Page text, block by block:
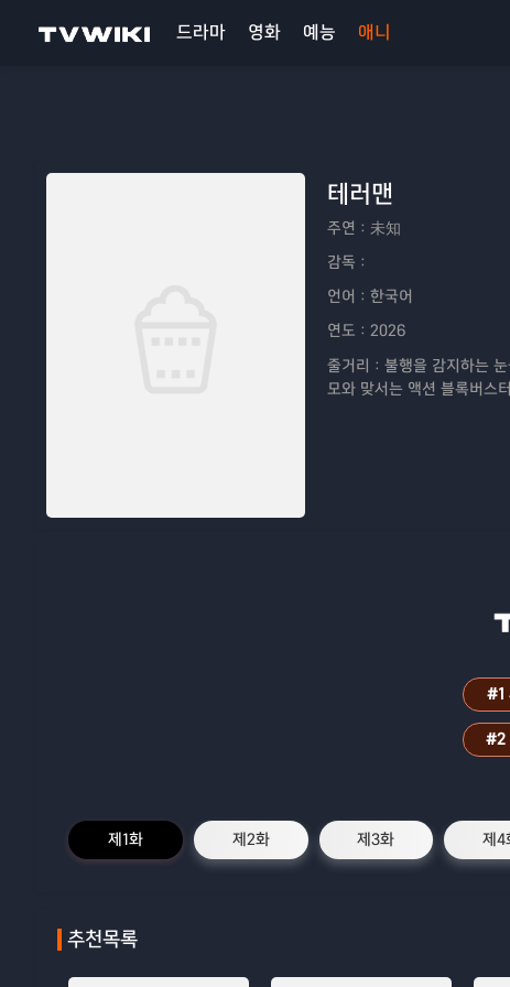
드라마 영화 예능 애니
테러맨
주연： 未知
감독：
언어： 한국어
연도： 2026
줄거리： 불행을 감지하는
모와 맞서는 액션 블록버스
#1
#2
제1화 제2화 제3화 제4
추천목록